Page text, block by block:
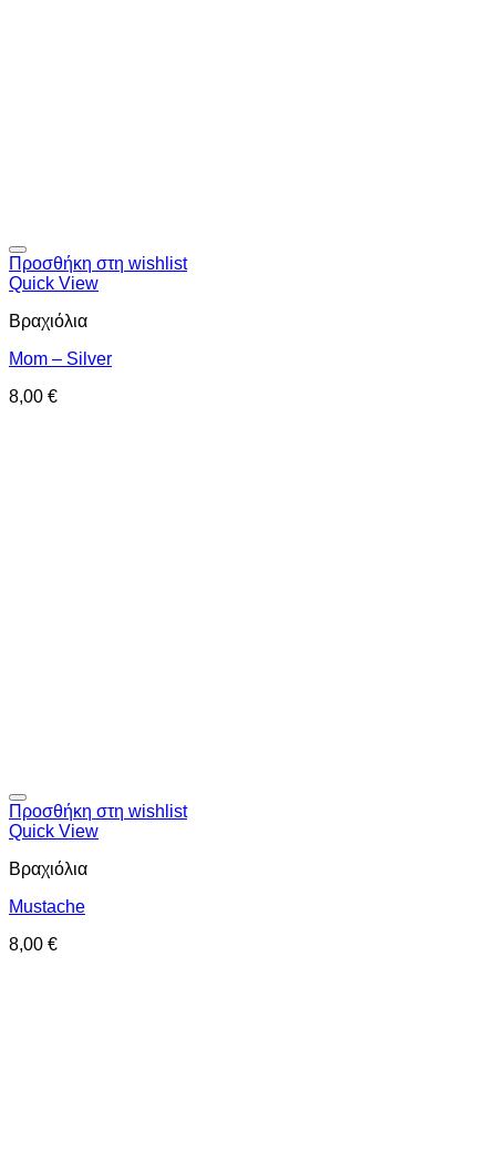
Προσθήκη στη wishlist
Quick View
Βραχιόλια
Mom – Silver
8,00 €
Προσθήκη στη wishlist
Quick View
Βραχιόλια
Mustache
8,00 €